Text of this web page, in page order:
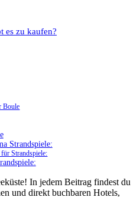
es zu kaufen?
Boule
Strandspiele:
Strandspiele:
In jedem Beitrag findest du
und direkt buchbaren Hotels,